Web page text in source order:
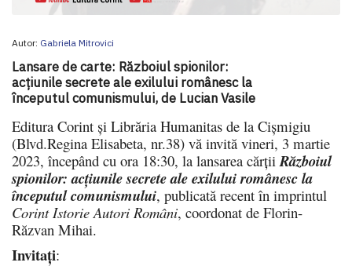
Autor: Gabriela Mitrovici
Lansare de carte: Războiul spionilor:
acțiunile secrete ale exilului românesc la
începutul comunismului, de Lucian Vasile
Editura Corint și Librăria Humanitas de la Cișmigiu
(Blvd.Regina Elisabeta, nr.38) vă invită vineri, 3 martie
2023, începând cu ora 18:30, la lansarea cărțiiRăzboiul
spionilor: acțiunile secrete ale exilului românesc la
începutul comunismului, publicată recent în imprintul
Corint Istorie Autori Români, coordonat de Florin-
Răzvan Mihai.
Invitați: